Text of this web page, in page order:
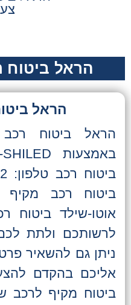
הראל ביטוח
הראל
הראל ביטוח רכב
ביטוח רכב
אוטו-שילד ביטוח
לרשותכם ולתת
ניתן גם להשאיר
אליכם בהקדם
ביטוח מקיף לרכב